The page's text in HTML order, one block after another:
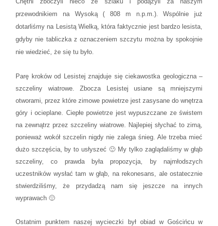
przewodnikiem na Wysoką ( 808 m n.p.m.). Wspólnie już
dotarliśmy na Lesistą Wielką, która faktycznie jest bardzo lesista,
gdyby nie tabliczka z oznaczeniem szczytu można by spokojnie
nie wiedzieć, że się tu było.
Parę kroków od Lesistej znajduje się ciekawostka geologiczna –
szczeliny wiatrowe. Zbocza Lesistej usiane są mniejszymi
otworami, przez które zimowe powietrze jest zasysane do wnętrza
góry i ocieplane. Ciepłe powietrze jest wypuszczane ze świstem
na zewnątrz przez szczeliny wiatrowe. Najlepiej słychać to zimą,
ponieważ wokół szczelin nigdy nie zalega śnieg. Ale trzeba mieć
dużo szczęścia, by to usłyszeć 🙂 My tylko zaglądaliśmy w głąb
szczeliny, co prawda była propozycja, by najmłodszych
uczestników wysłać tam w głąb, na rekonesans, ale ostatecznie
stwierdziliśmy, że przydadzą nam się jeszcze na innych
wyprawach 🙂
Ostatnim punktem naszej wycieczki był obiad w Gościńcu w